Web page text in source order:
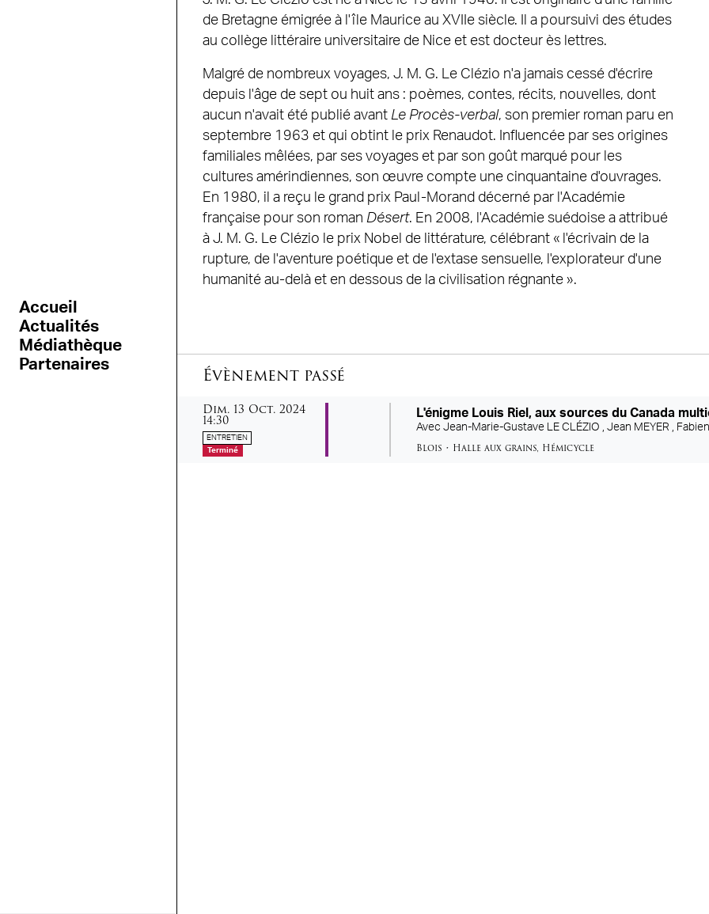
Accueil
Actualités
Médiathèque
Partenaires
de Bretagne émigrée à l'île Maurice au XVIIe siècle. Il a poursuivi des études
au collège littéraire universitaire de Nice et est docteur ès lettres.
Malgré de nombreux voyages, J. M. G. Le Clézio n'a jamais cessé d'écrire
depuis l'âge de sept ou huit ans : poèmes, contes, récits, nouvelles, dont
aucun n'avait été publié avant Le Procès-verbal, son premier roman paru en
septembre 1963 et qui obtint le prix Renaudot. Influencée par ses origines
familiales mêlées, par ses voyages et par son goût marqué pour les
cultures amérindiennes, son œuvre compte une cinquantaine d'ouvrages.
En 1980, il a reçu le grand prix Paul-Morand décerné par l'Académie
française pour son roman Désert. En 2008, l'Académie suédoise a attribué
à J. M. G. Le Clézio le prix Nobel de littérature, célébrant « l'écrivain de la
rupture, de l'aventure poétique et de l'extase sensuelle, l'explorateur d'une
humanité au-delà et en dessous de la civilisation régnante ».
Évènement passé
dimanche
Dim. 13 octobre
Oct. 2024
14:30
ENTRETIEN
Terminé
L'énigme Louis Riel, aux sources du Canada
AvecJean-Marie-Gustave LE CLÉZIO ,Jean MEYER ,
Blois • Halle aux grains, Hémicycle